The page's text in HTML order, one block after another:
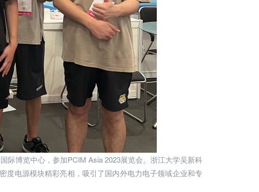
际博览中心，参加PCIM Asia 2023展览会。浙江大学吴新科
度电源模块精彩亮相，吸引了国内外电力电子领域企业和专